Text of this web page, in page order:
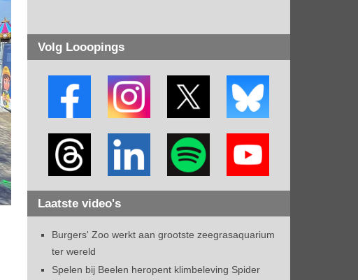
Volg Looopings
Laatste video's
Burgers' Zoo werkt aan grootste zeegrasaquarium
ter wereld
Spelen bij Beelen heropent klimbeleving Spider